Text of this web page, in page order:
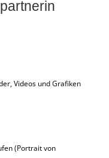
Videos und Grafiken
(Portrait von